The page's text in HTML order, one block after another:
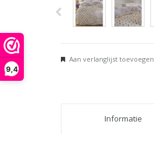
9,4
Aan verlanglijst toevoegen
Informatie